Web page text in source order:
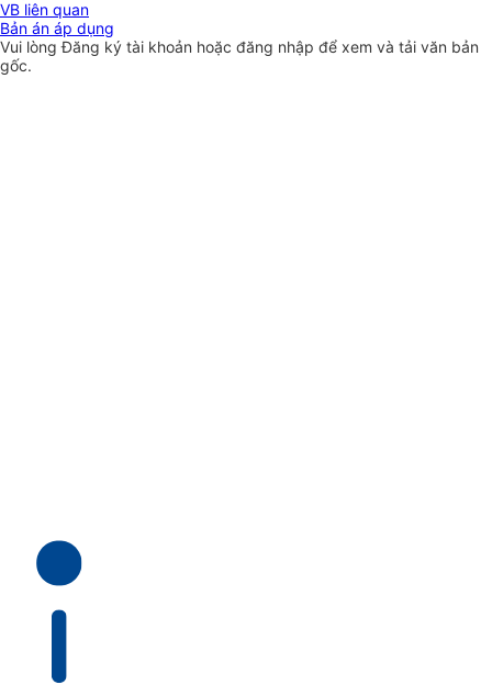
VB liên quan
Bản án áp dụng
Vui lòngĐăng ký tài khoản hoặc đăng nhập để xem và tải văn bản
gốc.